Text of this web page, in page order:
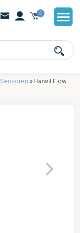
0
Sensoren » Harwil Flow